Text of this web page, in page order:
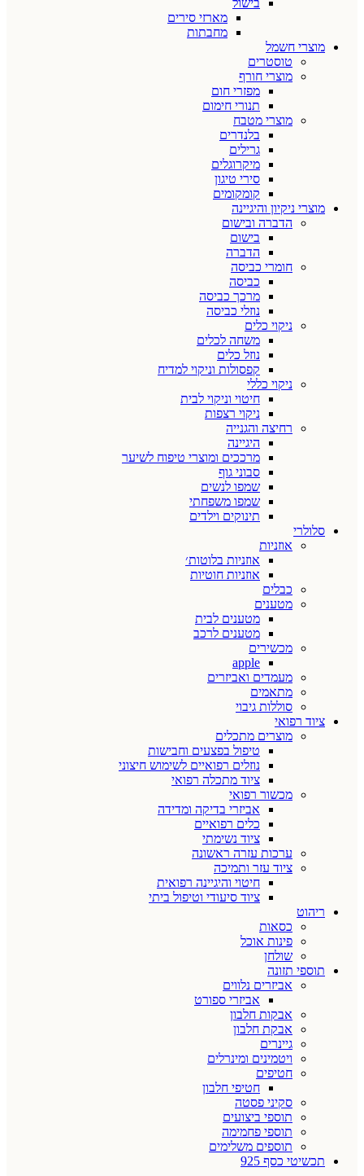
בישול
מארזי סירים
מחבתות
מוצרי חשמל
טוסטרים
מוצרי חורף
מפזרי חום
תנורי חימום
מוצרי מטבח
בלנדרים
גרילים
מיקרוגלים
סירי טיגון
קומקומים
מוצרי ניקיון והיגיינה
הדברה ובישום
בישום
הדברה
חומרי כביסה
כביסה
מרכך כביסה
נוזלי כביסה
ניקוי כלים
משחה לכלים
נוזל כלים
קפסולות וניקוי למדיח
ניקוי כללי
חיטוי וניקוי לבית
ניקוי רצפות
רחיצה והגנייה
היגיינה
מרככים ומוצרי טיפוח לשיער
סבוני גוף
שמפו לנשים
שמפו משפחתי
תינוקים וילדים
סלולרי
אוזניות
אוזניות בלוטות׳
אוזניות חוטיות
כבלים
מטענים
מטענים לבית
מטענים לרכב
מכשירים
apple
מעמדים ואביזרים
מתאמים
סוללות גיבוי
ציוד רפואי
מוצרים מתכלים
טיפול בפצעים וחבישות
נוזלים רפואיים לשימוש חיצוני
ציוד מתכלה רפואי
מכשור רפואי
אביזרי בדיקה ומדידה
כלים רפואיים
ציוד נשימתי
ערכות עזרה ראשונה
ציוד עזר ותמיכה
חיטוי והיגיינה רפואית
ציוד סיעודי וטיפול ביתי
ריהוט
כסאות
פינות אוכל
שולחן
תוספי תזונה
אביזרים נלווים
אביזרי ספורט
אבקות חלבון
אבקת חלבון
גיינרים
ויטמינים ומינרלים
חטיפים
חטיפי חלבון
סקיני פסטה
תוספי ביצועים
תוספי פחמימה
תוספים משלימים
תכשיטי כסף 925